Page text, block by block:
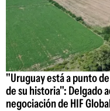
"Uruguay está a punto
de su historia": Delgado
negociación de HIF